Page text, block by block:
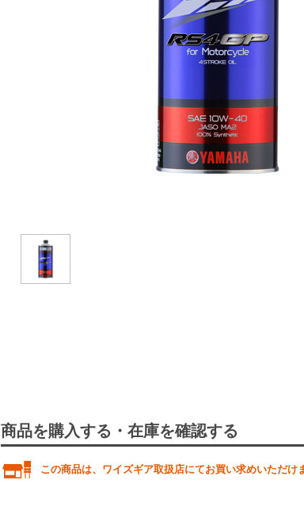
商品を購入する・在庫を確認する
この商品は、ワイズギア取扱店にてお買い求めいただけ